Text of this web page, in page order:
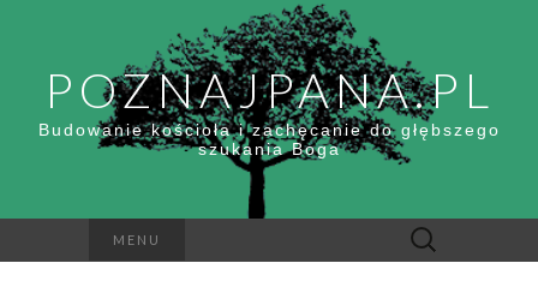
POZNAJPANA.PL
Budowanie kościoła i zachęcanie do głębszego
szukania Boga
MENU Szukaj: